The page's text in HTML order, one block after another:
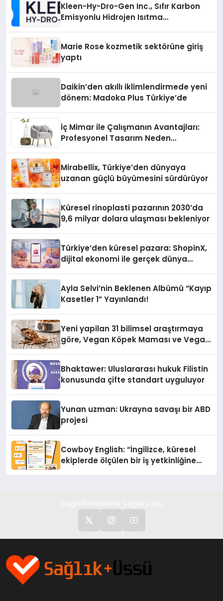
Kleen-Hy-Dro-Gen Inc., Sıfır Karbon
Emisyonlu Hidrojen Isıtma
Marie Rose kozmetik sektörüne giriş
yaptı
Daikin’den akıllı iklimlendirmede yeni
dönem: Madoka Plus Türkiye’de
İç Mimar ile Çalışmanın Avantajları:
Profesyonel Tasarım Neden
Mirabellix, Türkiye’den dünyaya
uzanan güçlü büyümesini sürdürüyor
Küresel rinoplasti pazarının 2030’da
9,6 milyar dolara ulaşması bekleniyor
Türkiye’den küresel pazara: ShopinX,
dijital ekonomi ile gerçek dünya
Ayla Selvi’nin Beklenen Albümü “Kayıp
Kasetler 1” Yayınlandı!
Yeni yapilan 31 bilimsel araştırmaya
göre, Vegan Köpek Maması ve Vegan
Bhaktawer: Uluslararası hukuk Filistin
konusunda çifte standart uyguluyor
Yunan uzman: Ukrayna savaşı bir ABD
projesi
Cowboy English: “İngilizce, küresel
ekiplerde ölçülen bir iş yetkinliğine